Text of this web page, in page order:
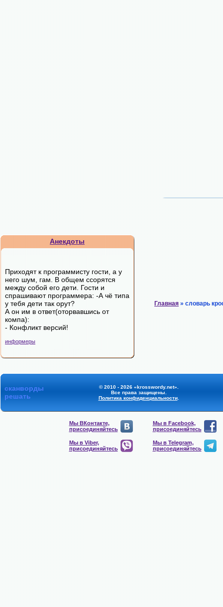
Анекдоты
Приходят к программисту гости, а у
него шум, гам. В общем ссорятся
между собой его дети. Гости и
спрашивают программера: -А чё типа
у тебя дети так орут?
А он им в ответ(оторвавшись от
компа):
- Конфликт версий!
информеры
Главная » словарь
сканворды
решать
© 2010 - 2026 «krosswordy.net».
Все права защищены.
Политика конфиденциальности.
Мы ВКонтакте,
присоединяйтесь
Мы в Facebook,
присоединяйтесь
Мы в Viber,
присоединяйтесь
Мы в Telegram,
присоединяйтесь